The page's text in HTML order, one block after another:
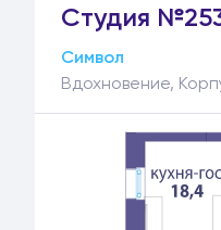
Студия
Символ
Вдохновение,